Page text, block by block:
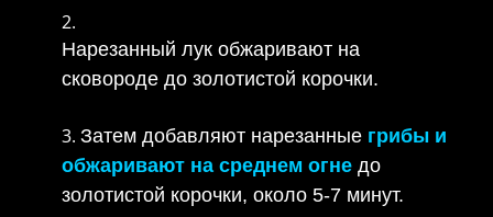
Нарезанный лук обжаривают на
сковороде до золотистой корочки.
Затем добавляют нарезанные грибы и
обжаривают на среднем огне до
золотистой корочки, около 5-7 минут.